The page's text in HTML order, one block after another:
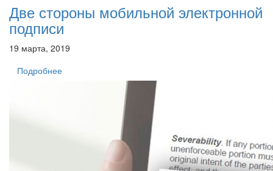
Две стороны мобильной электронной
подписи
19 марта, 2019
Подробнее